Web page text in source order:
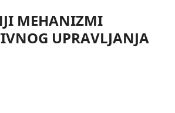
MEHANIZMI
UPRAVLJANJA